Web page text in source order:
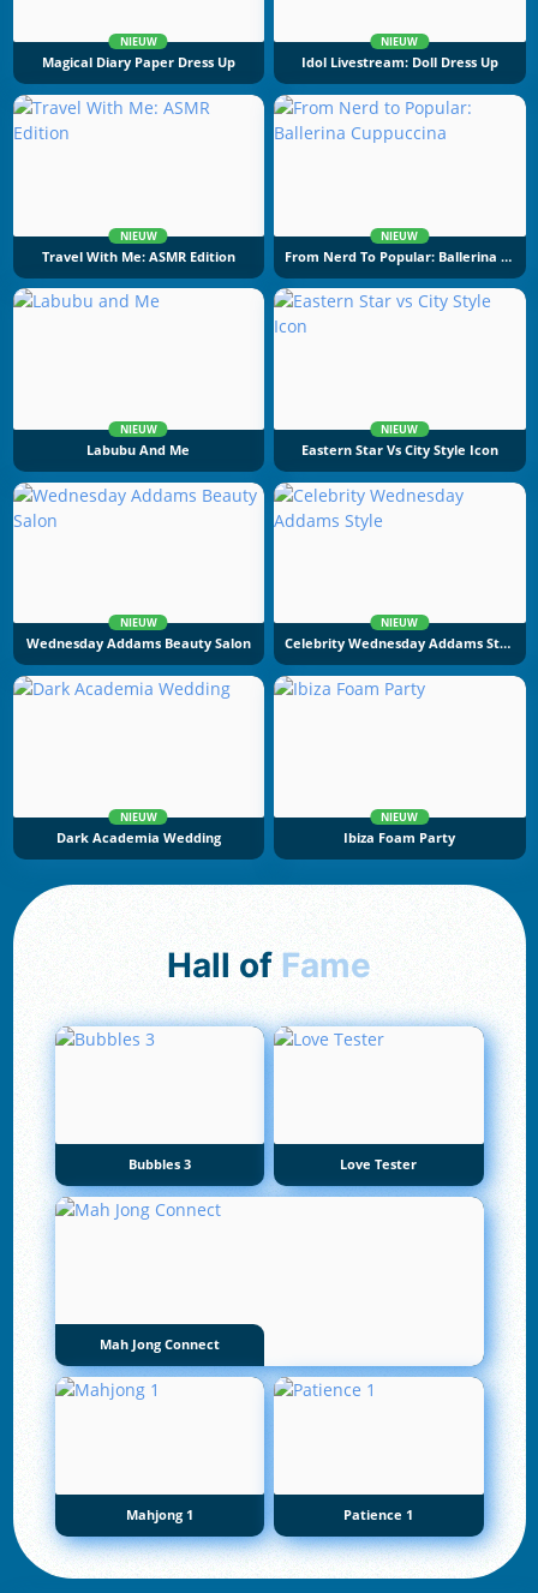
NIEUW
Magical Diary Paper Dress Up
NIEUW
Idol Livestream: Doll Dress Up
NIEUW
Travel With Me: ASMR Edition
NIEUW
From Nerd To Popular: Ballerina Cuppuccina
NIEUW
Labubu And Me
NIEUW
Eastern Star Vs City Style Icon
NIEUW
Wednesday Addams Beauty Salon
NIEUW
Celebrity Wednesday Addams Style
NIEUW
Dark Academia Wedding
NIEUW
Ibiza Foam Party
Hall of Fame
Bubbles 3 Love Tester
Mah Jong Connect
Mahjong 1 Patience 1